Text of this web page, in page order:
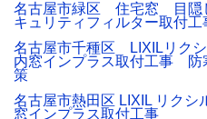
名古屋市緑区 住宅窓 目隠
キュリティフィルター取付工
名古屋市千種区 LIXILリク
内窓インプラス取付工事 防
策
名古屋市熱田区 LIXIL リクシ
窓インプラス取付工事